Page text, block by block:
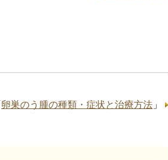
卵巣のう腫の種類・症状と治療方法 」